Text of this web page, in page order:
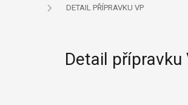
DETAIL PŘÍPRAVKU VP
Detail přípravku